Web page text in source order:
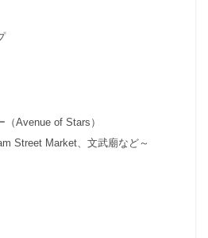
（Avenue of Stars）
Street Market、文武廟など～